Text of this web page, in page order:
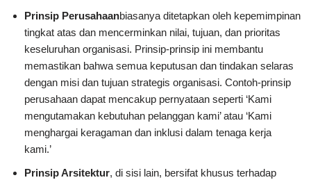
Prinsip Perusahaanbiasanya ditetapkan oleh kepemimpinan
tingkat atas dan mencerminkan nilai, tujuan, dan prioritas
keseluruhan organisasi. Prinsip-prinsip ini membantu
memastikan bahwa semua keputusan dan tindakan selaras
dengan misi dan tujuan strategis organisasi. Contoh-prinsip
perusahaan dapat mencakup pernyataan seperti ‘Kami
mengutamakan kebutuhan pelanggan kami’ atau ‘Kami
menghargai keragaman dan inklusi dalam tenaga kerja
kami.’
Prinsip Arsitektur, di sisi lain, bersifat khusus terhadap